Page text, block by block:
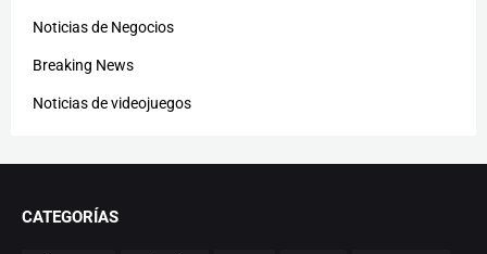
Noticias de Negocios
Breaking News
Noticias de videojuegos
CATEGORÍAS